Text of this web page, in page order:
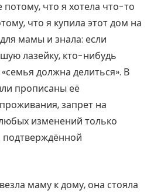
что я хотела что-то
что я купила этот дом на
мамы и знала: если
лазейку, кто-нибудь
должна делиться». В
прописаны её
запрет на
изменений только
подтверждённой
маму к дому, она стояла